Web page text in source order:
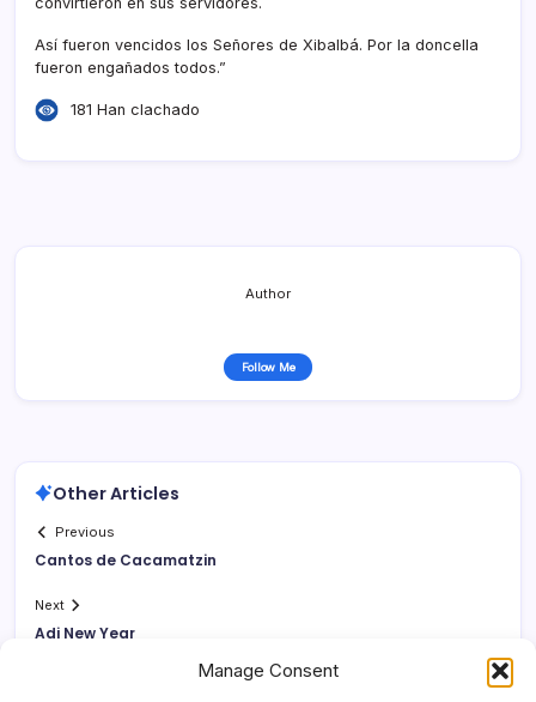
Manage Consent
Así­ fueron vencidos los Señores de Xibalbá. Por la doncella
fueron engañados todos.”
181 Han clachado
Author
Follow Me
Other Articles
Previous
Cantos de Cacamatzin
Next
Adj New Year